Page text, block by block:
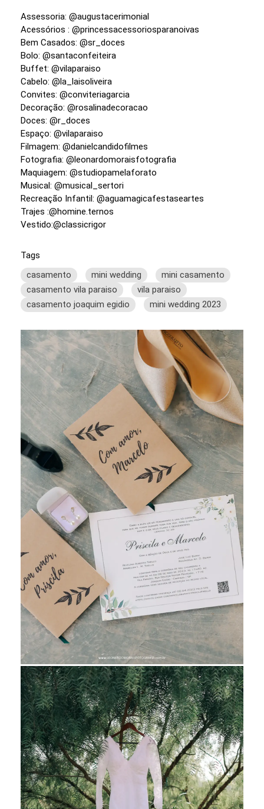
Assessoria: @augustacerimonial
Acessórios : @princessacessoriosparanoivas
Bem Casados: @sr_doces
Bolo: @santaconfeiteira
Buffet: @vilaparaiso
Cabelo: @la_laisoliveira
Convites: @conviteriagarcia
Decoração: @rosalinadecoracao
Doces: @r_doces
Espaço: @vilaparaiso
Filmagem: @danielcandidofilmes
Fotografia: @leonardomoraisfotografia
Maquiagem: @studiopamelaforato
Musical: @musical_sertori
Recreação Infantil: @aguamagicafestaseartes
Trajes :@homine.ternos
Vestido:@classicrigor
Tags
casamento
mini wedding
mini casamento
casamento vila paraiso
vila paraiso
casamento joaquim egidio
mini wedding 2023